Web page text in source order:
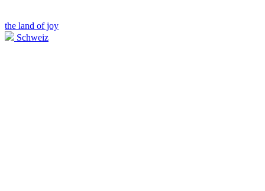
the land of joy
Schweiz